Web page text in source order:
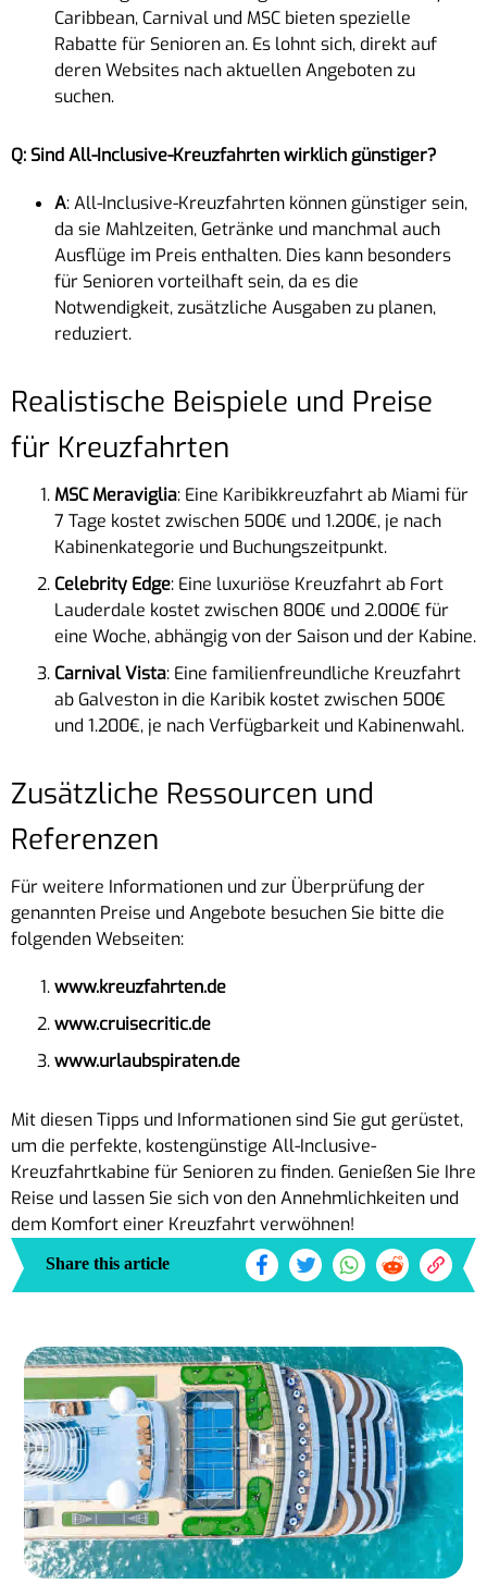
Caribbean, Carnival und MSC bieten spezielle
Rabatte für Senioren an. Es lohnt sich, direkt auf
deren Websites nach aktuellen Angeboten zu
suchen.
Q: Sind All-Inclusive-Kreuzfahrten wirklich günstiger?
A: All-Inclusive-Kreuzfahrten können günstiger sein,
da sie Mahlzeiten, Getränke und manchmal auch
Ausflüge im Preis enthalten. Dies kann besonders
für Senioren vorteilhaft sein, da es die
Notwendigkeit, zusätzliche Ausgaben zu planen,
reduziert.
Realistische Beispiele und Preise
für Kreuzfahrten
MSC Meraviglia: Eine Karibikkreuzfahrt ab Miami für
7 Tage kostet zwischen 500€ und 1.200€, je nach
Kabinenkategorie und Buchungszeitpunkt.
Celebrity Edge: Eine luxuriöse Kreuzfahrt ab Fort
Lauderdale kostet zwischen 800€ und 2.000€ für
eine Woche, abhängig von der Saison und der Kabine.
Carnival Vista: Eine familienfreundliche Kreuzfahrt
ab Galveston in die Karibik kostet zwischen 500€
und 1.200€, je nach Verfügbarkeit und Kabinenwahl.
Zusätzliche Ressourcen und
Referenzen
Für weitere Informationen und zur Überprüfung der
genannten Preise und Angebote besuchen Sie bitte die
folgenden Webseiten:
www.kreuzfahrten.de
www.cruisecritic.de
www.urlaubspiraten.de
Mit diesen Tipps und Informationen sind Sie gut gerüstet,
um die perfekte, kostengünstige All-Inclusive-
Kreuzfahrtkabine für Senioren zu finden. Genießen Sie Ihre
Reise und lassen Sie sich von den Annehmlichkeiten und
dem Komfort einer Kreuzfahrt verwöhnen!
Share this article